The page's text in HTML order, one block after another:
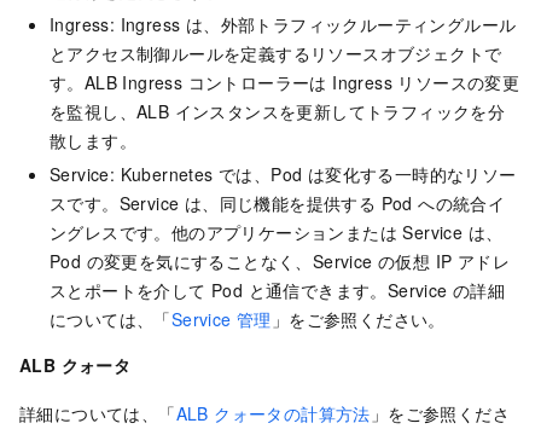
Ingress: Ingress は、外部トラフィックルーティングルール
とアクセス制御ルールを定義するリソースオブジェクトで
す。ALB Ingress コントローラーは Ingress リソースの変更
を監視し、ALB インスタンスを更新してトラフィックを分
散します。
Service: Kubernetes では、Pod は変化する一時的なリソー
スです。Service は、同じ機能を提供する Pod への統合イ
ングレスです。他のアプリケーションまたは Service は、
Pod の変更を気にすることなく、Service の仮想 IP アドレ
スとポートを介して Pod と通信できます。Service の詳細
については、「Service 管理 」をご参照ください。
ALB クォータ
詳細については、「ALB クォータの計算方法 」をご参照くださ